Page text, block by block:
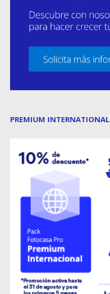
PREMIUM INTERNATIONAL